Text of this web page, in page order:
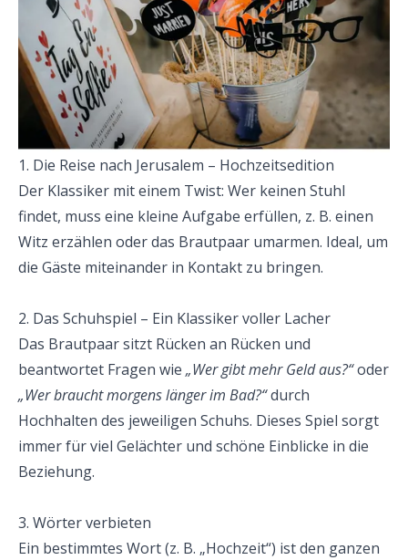
1. Die Reise nach Jerusalem – Hochzeitsedition
Der Klassiker mit einem Twist: Wer keinen Stuhl
findet, muss eine kleine Aufgabe erfüllen, z. B. einen
Witz erzählen oder das Brautpaar umarmen. Ideal, um
die Gäste miteinander in Kontakt zu bringen.
2. Das Schuhspiel – Ein Klassiker voller Lacher
Das Brautpaar sitzt Rücken an Rücken und
beantwortet Fragen wie „Wer gibt mehr Geld aus?“
„Wer braucht morgens länger im Bad?“ durch
Hochhalten des jeweiligen Schuhs. Dieses Spiel sorgt
immer für viel Gelächter und schöne Einblicke in die
Beziehung.
3. Wörter verbieten
Ein bestimmtes Wort (z. B. „Hochzeit“) ist den ganzen